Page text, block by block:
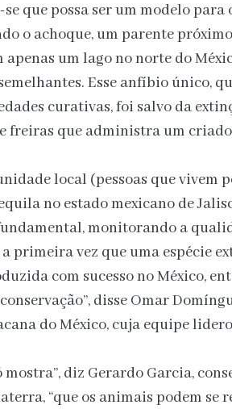
se que possa ser um modelo para
o achoque, um parente
apenas um lago no norte do
Esse anfíbio único,
curativas, foi salvo da
freiras que administra um
local (pessoas que vivem
no estado mexicano de
monitorando a
a primeira vez que uma espécie
com sucesso no México,
disse Omar
do México, cuja equipe
mostra”, diz Gerardo Garcia,
“que os animais podem se